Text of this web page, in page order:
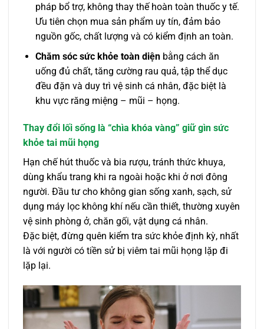
pháp bổ trợ, không thay thế hoàn toàn thuốc y tế.
Ưu tiên chọn mua sản phẩm uy tín, đảm bảo
nguồn gốc, chất lượng và có kiểm định an toàn.
Chăm sóc sức khỏe toàn diệnbằng cách ăn
uống đủ chất, tăng cường rau quả, tập thể dục
đều đặn và duy trì vệ sinh cá nhân, đặc biệt là
khu vực răng miệng – mũi – họng.
Thay đổi lối sống là “chìa khóa vàng” giữ gìn sức
khỏe tai mũi họng
Hạn chế hút thuốc và bia rượu, tránh thức khuya,
dùng khẩu trang khi ra ngoài hoặc khi ở nơi đông
người. Đầu tư cho không gian sống xanh, sạch, sử
dụng máy lọc không khí nếu cần thiết, thường xuyên
vệ sinh phòng ở, chăn gối, vật dụng cá nhân.
Đặc biệt, đừng quên kiểm tra sức khỏe định kỳ, nhất
là với người có tiền sử bị viêm tai mũi họng lặp đi
lặp lại.